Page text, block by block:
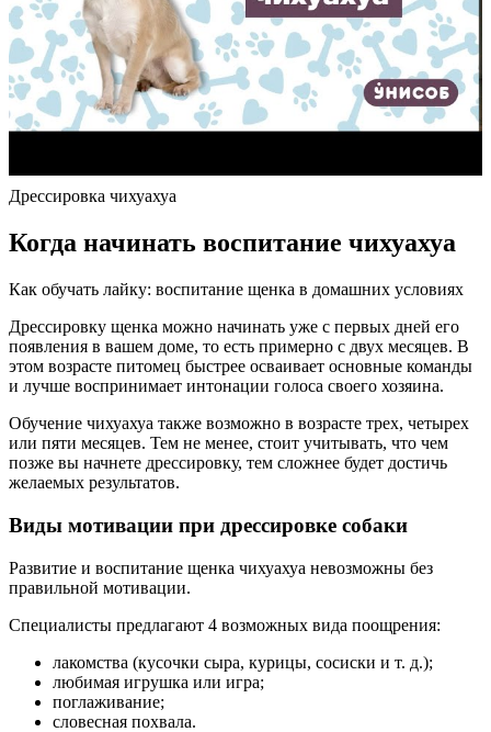
Дрессировка чихуахуа
Когда начинать воспитание чихуахуа
Как обучать лайку: воспитание щенка в домашних условиях
Дрессировку щенка можно начинать уже с первых дней его
появления в вашем доме, то есть примерно с двух месяцев. В
этом возрасте питомец быстрее осваивает основные команды
и лучше воспринимает интонации голоса своего хозяина.
Обучение чихуахуа также возможно в возрасте трех, четырех
или пяти месяцев. Тем не менее, стоит учитывать, что чем
позже вы начнете дрессировку, тем сложнее будет достичь
желаемых результатов.
Виды мотивации при дрессировке собаки
Развитие и воспитание щенка чихуахуа невозможны без
правильной мотивации.
Специалисты предлагают 4 возможных вида поощрения:
лакомства (кусочки сыра, курицы, сосиски и т. д.);
любимая игрушка или игра;
поглаживание;
словесная похвала.